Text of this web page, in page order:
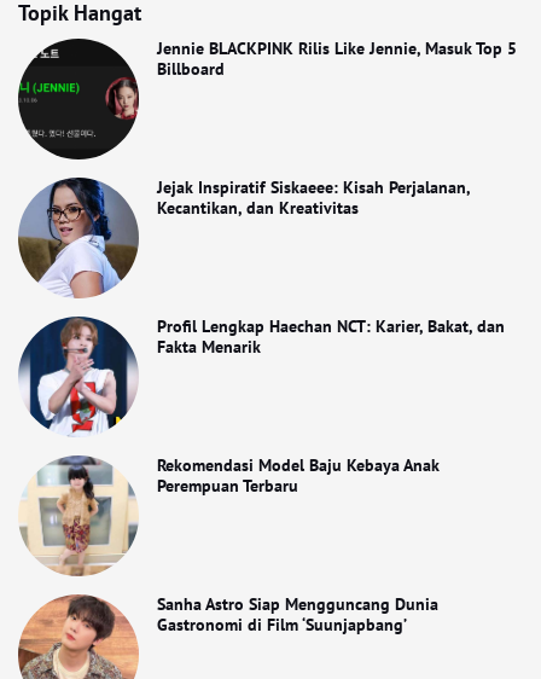
Topik Hangat
Jennie BLACKPINK Rilis Like Jennie, Masuk Top 5
Billboard
Jejak Inspiratif Siskaeee: Kisah Perjalanan,
Kecantikan, dan Kreativitas
Profil Lengkap Haechan NCT: Karier, Bakat, dan
Fakta Menarik
Rekomendasi Model Baju Kebaya Anak
Perempuan Terbaru
Sanha Astro Siap Mengguncang Dunia
Gastronomi di Film ‘Suunjapbang’